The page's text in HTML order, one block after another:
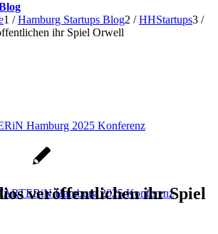
Hamburg 2025 Konferenz
Hamburg 2025 Konferenz
1 / Hamburg Startups Blog2 / HHStartups3 /
ihr Spiel Orwell
veröffentlichen ihr Spiel